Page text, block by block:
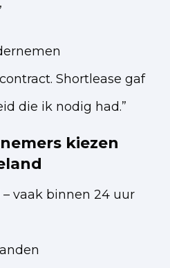
Shortlease gaf
die ik nodig had.”
kiezen
– vaak binnen 24 uur